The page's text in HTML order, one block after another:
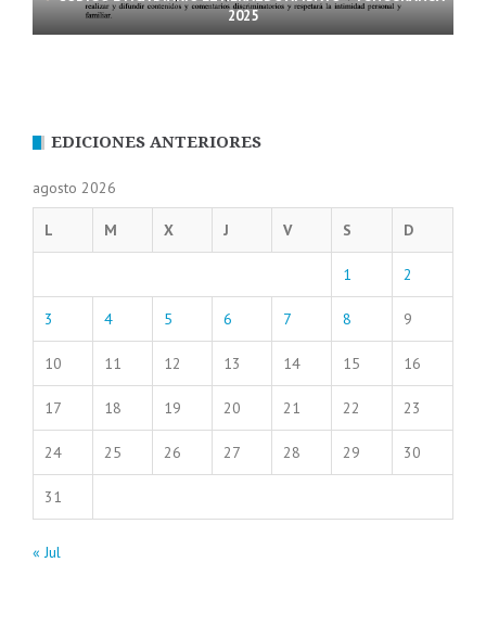
2025
EDICIONES ANTERIORES
agosto 2026
L M X J V S D
1 2
3 4 5 6 7 8 9
10 11 12 13 14 15 16
17 18 19 20 21 22 23
24 25 26 27 28 29 30
31
« Jul